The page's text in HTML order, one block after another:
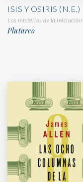
ISIS Y OSIRIS (N.E.)
Los misterios de la iniciación
Plutarco